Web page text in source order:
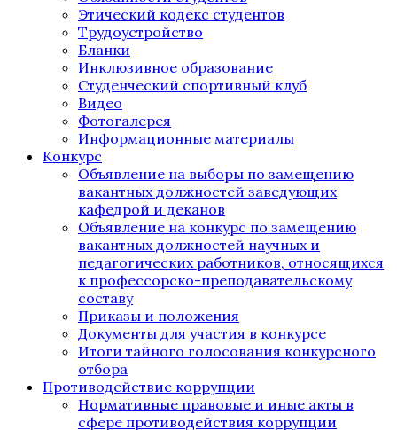
Этический кодекс студентов
Трудоустройство
Бланки
Инклюзивное образование
Студенческий спортивный клуб
Видео
Фотогалерея
Информационные материалы
Конкурс
Объявление на выборы по замещению
вакантных должностей заведующих
кафедрой и деканов
Объявление на конкурс по замещению
вакантных должностей научных и
педагогических работников, относящихся
к профессорско-преподавательскому
составу
Приказы и положения
Документы для участия в конкурсе
Итоги тайного голосования конкурсного
отбора
Противодействие коррупции
Нормативные правовые и иные акты в
сфере противодействия коррупции